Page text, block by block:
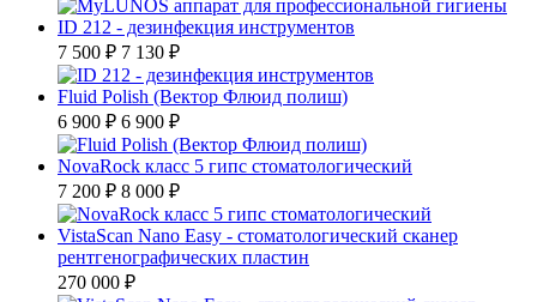
ID 212 - дезинфекция инструментов
7 500 ₽ 7 130 ₽
Fluid Polish (Вектор Флюид полиш)
6 900 ₽ 6 900 ₽
NovaRock класс 5 гипс стоматологический
7 200 ₽ 8 000 ₽
VistaScan Nano Easy - стоматологический сканер
рентгенографических пластин
270 000 ₽